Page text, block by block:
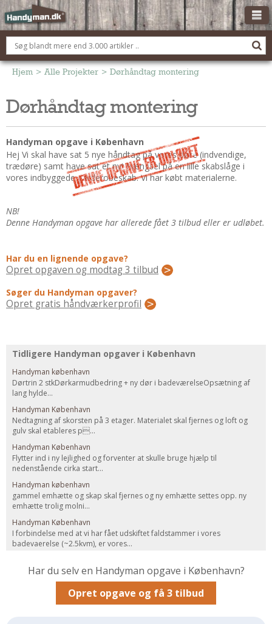
OM HANDYMAN.DK
FÅ 3 TILBUD
BOLIG KØBERÅDGIVNING
Montage Og Nybyg
Reparation Og Vedligehold
Alt Om Køkkenet
Om Værktøj
ELEKTRIKER
Regler Og Love
Udskiftning Og Montage
Om Materialer
Reparation Og Vedligehold
Varme Og Energi
Andet
MALER
Indendørs
Udendørs
Kan Det Males?
MURER
Nybygning
Reparationer
Om Værktøj
Hjem > Alle Projekter > Dørhåndtag montering
Dørhåndtag montering
Handyman opgave i København
Hej Vi skal have sat 5 nye håndtag på vores døre (indvendige,
trædøre) samt have sat et nyt hængsel på en lille skabslåge i
vores indbyggede garderobeskab. Vi har købt materialerne.
NB!
Denne Handyman opgave har allerede fået 3 tilbud eller er udløbet.
Har du en lignende opgave?
Opret opgaven og modtag 3 tilbud
Søger du Handyman opgaver?
Opret gratis håndværkerprofil
Tidligere Handyman opgaver i København
Handyman københavn
Dørtrin 2 stkDørkarmudbedring + ny dør i badeværelseOpsætning af
lang hylde...
Handyman København
Nedtagning af skorsten på 3 etager. Materialet skal fjernes og loft og
gulv skal etableres p...
Handyman København
Flytter ind i ny lejlighed og forventer at skulle bruge hjælp til
nedenstående cirka start...
Handyman københavn
gammel emhætte og skap skal fjernes og ny emhætte settes opp. ny
emhætte trolig molni...
Handyman København
I forbindelse med at vi har fået udskiftet faldstammer i vores
badevaerelse (~2.5kvm), er vores...
Har du selv en Handyman opgave i København?
Opret opgave og få 3 tilbud